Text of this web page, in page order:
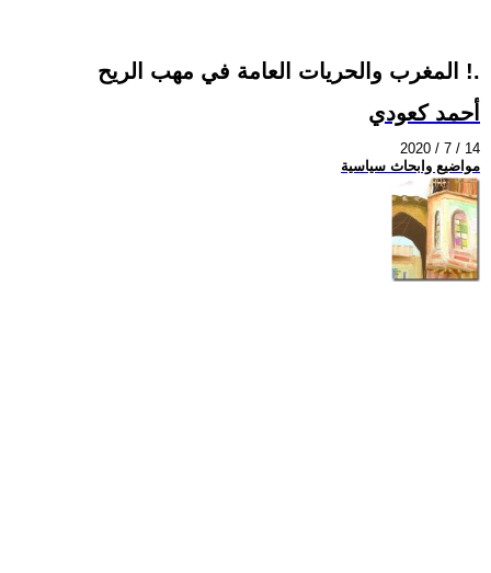
المغرب والحريات العامة في مهب الريح !.
أحمد كعودي
2020 / 7 / 14
مواضيع وابحاث سياسية